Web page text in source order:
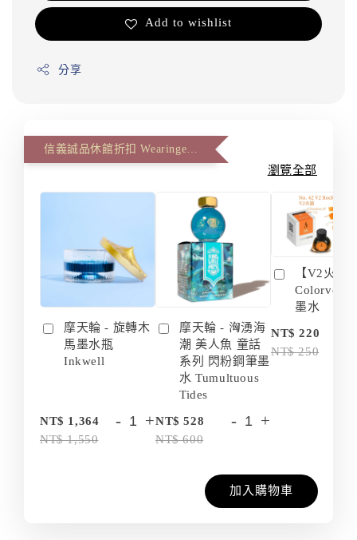
Add to wishlist
分享
瀏覽全部
摩天輪 - 旋轉木
馬墨水瓶
Inkwell
NT$ 1,364
NT$ 1,550
- +
摩天輪 - 洶湧海
潮 美人魚 童話
系列 閃粉鋼筆墨
水 Tumultuous
Tides
NT$ 528
NT$ 600
- +
【V2火箭
Colorverse
墨水
NT$ 220
NT$ 250
加入購物車